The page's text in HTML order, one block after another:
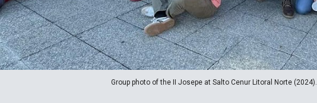
Group photo of the II Josepe at Salto Cenur Litoral Norte (2024).